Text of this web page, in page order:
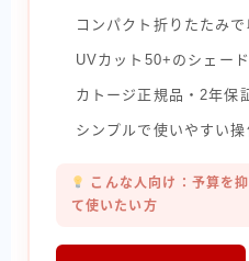
コンパクト折りたたみ
UVカット50+のシェー
カトージ正規品・2年保
シンプルで使いやすい操
こんな人向け：予算を
て使いたい方